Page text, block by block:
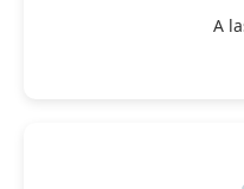
A